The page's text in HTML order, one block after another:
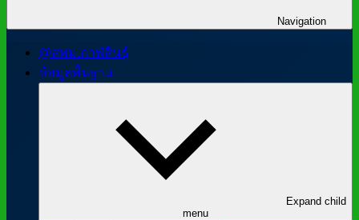
Navigation
@สพม.กาฬสินธุ์
ข้อมูลพื้นฐาน
Expand child
menu